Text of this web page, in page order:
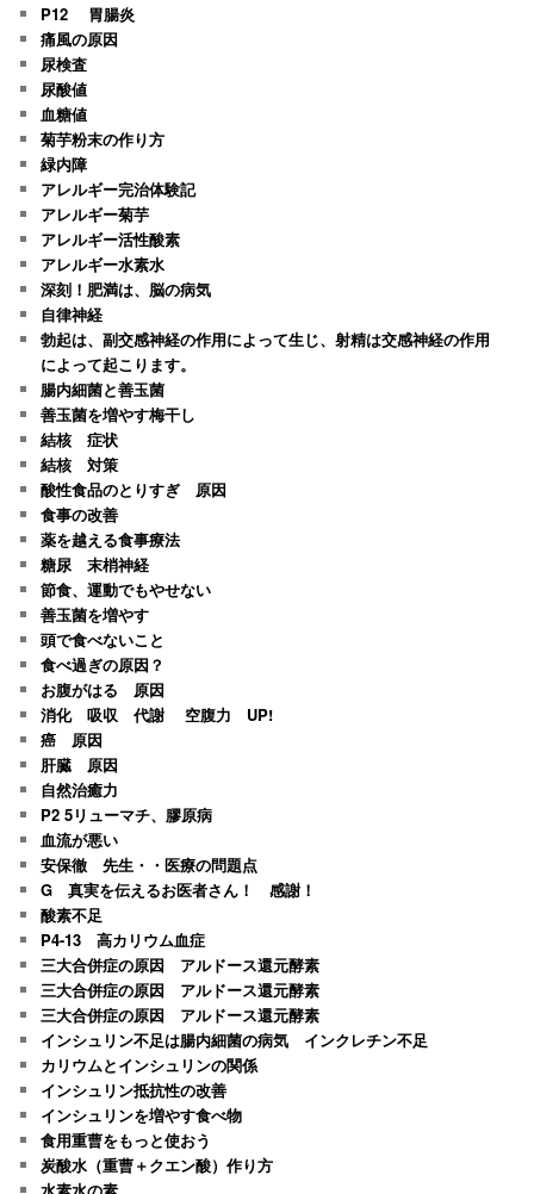
P12 胃腸炎
痛風の原因
尿検査
尿酸値
血糖値
菊芋粉末の作り方
緑内障
アレルギー完治体験記
アレルギー菊芋
アレルギー活性酸素
アレルギー水素水
深刻！肥満は、脳の病気
自律神経
勃起は、副交感神経の作用によって生じ、射精は交感神経の作用
によって起こります。
腸内細菌と善玉菌
善玉菌を増やす梅干し
結核 症状
結核 対策
酸性食品のとりすぎ 原因
食事の改善
薬を越える食事療法
糖尿 末梢神経
節食、運動でもやせない
善玉菌を増やす
頭で食べないこと
食べ過ぎの原因？
お腹がはる 原因
消化 吸収 代謝 空腹力 UP!
癌 原因
肝臓 原因
自然治癒力
P2 5リューマチ、膠原病
血流が悪い
安保徹 先生・・医療の問題点
G 真実を伝えるお医者さん！ 感謝！
酸素不足
P4-13 高カリウム血症
三大合併症の原因 アルドース還元酵素
三大合併症の原因 アルドース還元酵素
三大合併症の原因 アルドース還元酵素
インシュリン不足は腸内細菌の病気 インクレチン不足
カリウムとインシュリンの関係
インシュリン抵抗性の改善
インシュリンを増やす食べ物
食用重曹をもっと使おう
炭酸水（重曹＋クエン酸）作り方